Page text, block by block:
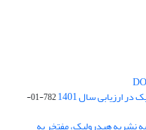
ارزیابی سال 1401
782-01-
هیدرولیک، مفتخر به